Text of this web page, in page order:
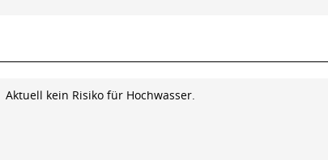
Aktuell kein Risiko für Hochwasser.